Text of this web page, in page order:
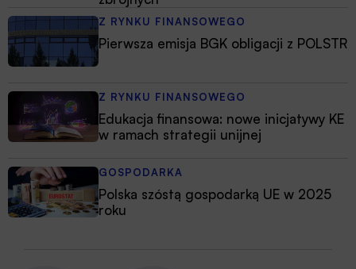
Z RYNKU FINANSOWEGO
Pierwsza emisja BGK obligacji z POLSTR
Z RYNKU FINANSOWEGO
Edukacja finansowa: nowe inicjatywy KE
w ramach strategii unijnej
GOSPODARKA
Polska szóstą gospodarką UE w 2025
roku